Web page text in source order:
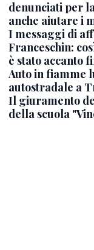
denunciati per
anche aiutare i
I messaggi di
Franceschin:
è stato accanto
Auto in fiamme
autostradale a
Il giuramento
della scuola